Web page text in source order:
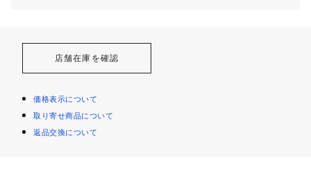
店舗在庫を確認
価格表示について
取り寄せ商品について
返品交換について